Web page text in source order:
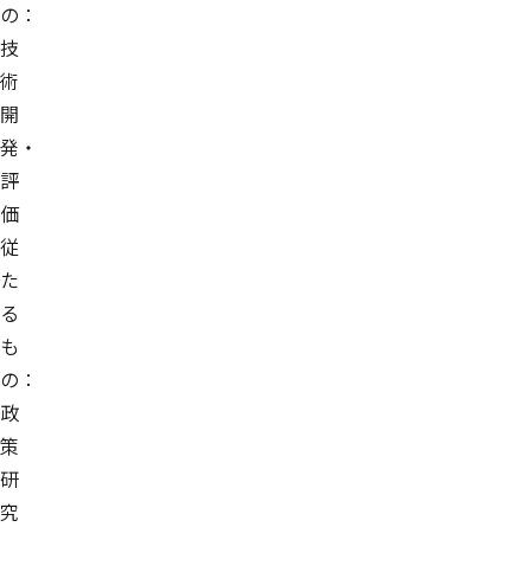
の：
技
術
開
発・
評
価
従
た
る
も
の：
政
策
研
究